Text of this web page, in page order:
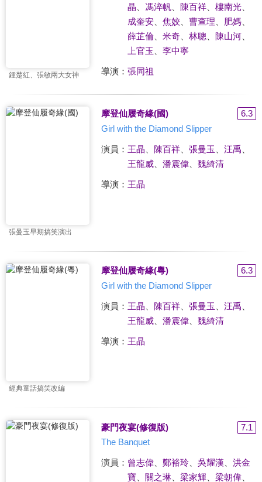
鍾楚紅、張敏兩大女神
晶
馮淬帆、 陳百祥、 樓南光、
成奎安、 焦姣、 曹查理 肥媽、
薛芷倫、 米奇、 林聰 陳山河、
上官玉
李中寧
導演： 張同祖
張曼玉早期搞笑演出
摩登仙履奇緣(國)
6.3
Girl with the Diamond Slipper
演員： 王晶 陳百祥、 張曼玉 汪禹
王龍威、 潘震偉、 魏綺清
導演： 王晶
經典童話搞笑改編
摩登仙履奇緣(粵)
6.3
Girl with the Diamond Slipper
演員： 王晶 陳百祥、 張曼玉 汪禹
王龍威、 潘震偉、 魏綺清
導演： 王晶
豪門夜宴(修復版)
7.1
The Banquet
演員： 曾志偉、 鄭裕玲、 吳耀漢、 洪金
寶、 關之琳、 梁家輝、 梁朝偉、